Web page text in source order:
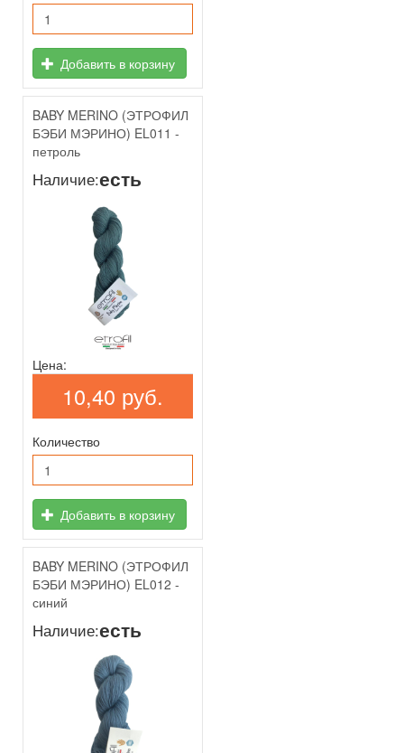
Добавить в корзину
BABY MERINO (ЭТРОФИЛ
БЭБИ МЭРИНО) EL011 -
петроль
Наличие:есть
Цена:
10,40 руб.
Количество
Добавить в корзину
BABY MERINO (ЭТРОФИЛ
БЭБИ МЭРИНО) EL012 -
синий
Наличие:есть